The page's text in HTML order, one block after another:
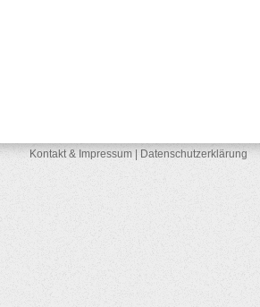
Kontakt & Impressum Datenschutzerklärung